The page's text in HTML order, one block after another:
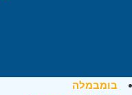
בומבמלה